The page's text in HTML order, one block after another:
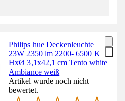
Philips hue Deckenleuchte
23W 2350 lm 2200- 6500 K
HxØ 3,1x42,1 cm Tento white
Ambiance weiß
Artikel wurde noch nicht
bewertet.